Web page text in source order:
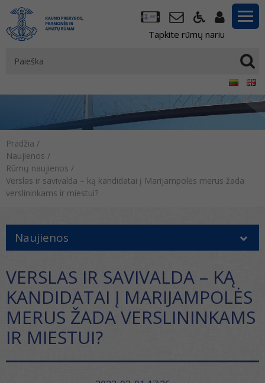
Tapkite rūmų nariu
Pradžia /
Naujienos /
Rūmų naujienos /
Verslas ir savivalda – ką kandidatai į Marijampolės merus žada
verslininkams ir miestui?
Naujienos
VERSLAS IR SAVIVALDA – KĄ
KANDIDATAI Į MARIJAMPOLĖS
MERUS ŽADA VERSLININKAMS
IR MIESTUI?